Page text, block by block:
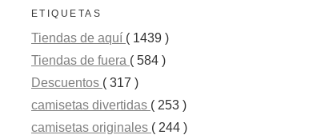
ETIQUETAS
Tiendas de aquí ( 1439 )
Tiendas de fuera ( 584 )
Descuentos ( 317 )
camisetas divertidas ( 253 )
camisetas originales ( 244 )